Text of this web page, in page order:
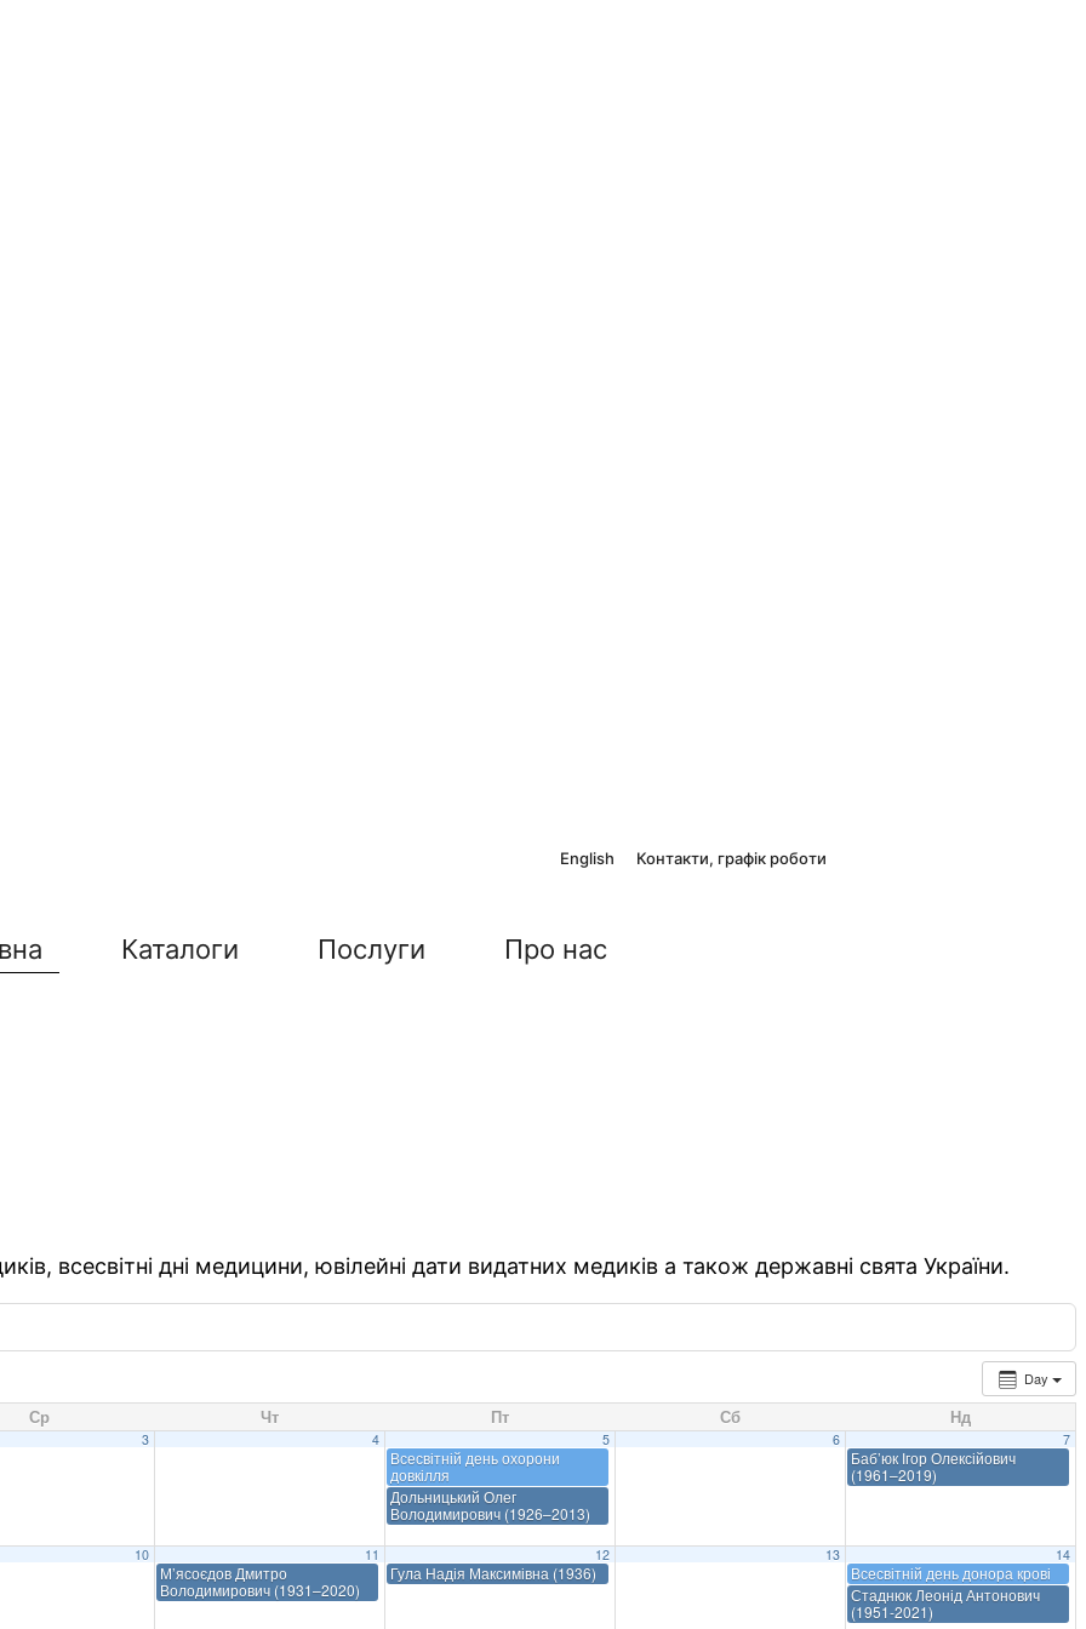
English Контакти, графік роботи
Каталоги Послуги Про нас
всесвітні дні медицини, ювілейні дати видатних медиків а також державні свята України.
Day
Ср Чт Пт Сб Нд
3 4 5
Всесвітній день охорони
довкілля
Дольницький Олег
Володимирович (1926–2013)
6 7
Баб’юк Ігор Олексійович
(1961–2019)
10 11
М’ясоєдов Дмитро
Володимирович (1931–2020)
12
Гула Надія Максимівна (1936)
13 14
Всесвітній день донора крові
Стаднюк Леонід Антонович
(1951-2021)